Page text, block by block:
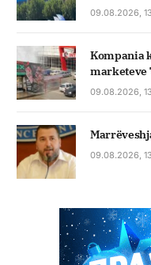
09.08.2026,
Kompania
marketeve
09.08.2026,
09.08.2026,